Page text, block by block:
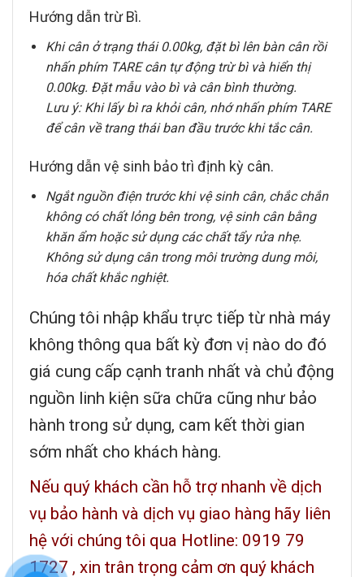
Hướng dẫn trừ Bì.
Khi cân ở trạng thái 0.00kg, đặt bì lên bàn cân rồi
nhấn phím TARE cân tự động trừ bì và hiển thị
0.00kg. Đặt mẫu vào bì và cân bình thường.
Lưu ý: Khi lấy bì ra khỏi cân, nhớ nhấn phím TARE
để cân về trang thái ban đầu trước khi tắc cân.
Hướng dẫn vệ sinh bảo trì định kỳ cân.
Ngắt nguồn điện trước khi vệ sinh cân, chắc chắn
không có chất lỏng bên trong, vệ sinh cân bằng
khăn ẩm hoặc sử dụng các chất tẩy rửa nhẹ.
Không sử dụng cân trong môi trường dung môi,
hóa chất khắc nghiệt.
Chúng tôi nhập khẩu trực tiếp từ nhà máy
không thông qua bất kỳ đơn vị nào do đó
giá cung cấp cạnh tranh nhất và chủ động
nguồn linh kiện sữa chữa cũng như bảo
hành trong sử dụng, cam kết thời gian
sớm nhất cho khách hàng.
Nếu quý khách cần hỗ trợ nhanh về dịch
vụ bảo hành và dịch vụ giao hàng hãy liên
hệ với chúng tôi qua Hotline: 0919 79
1727 , xin trân trọng cảm ơn quý khách